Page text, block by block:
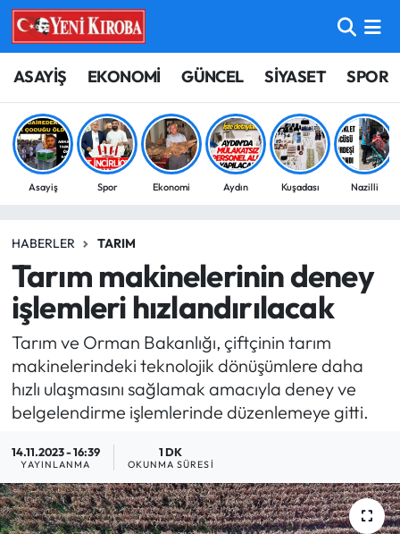
ASAYİŞ EKONOMİ GÜNCEL SİYASET SPOR
Asayiş Spor Ekonomi Aydın Kuşadası Nazilli
HABERLER TARIM
Tarım makinelerinin deney
işlemleri hızlandırılacak
Tarım ve Orman Bakanlığı, çiftçinin tarım
makinelerindeki teknolojik dönüşümlere daha
hızlı ulaşmasını sağlamak amacıyla deney ve
belgelendirme işlemlerinde düzenlemeye gitti.
14.11.2023 - 16:39
YAYINLANMA
1 DK
OKUNMA SÜRESI
ASAYİŞ
BİLİM-TEKNOLOJİ
ÇEVRE
EĞİTİM
EKONOMİ
GÜNCEL
GÜNDEM
SİYASET
Aydın Nöbetçi Eczaneler
Aydın Hava Durumu
Aydin Namaz Vakitleri
Süper Lig Puan Durumu ve Fikstür
Tüm Manşetler
Son Dakika Haberleri
Haber Arşivi